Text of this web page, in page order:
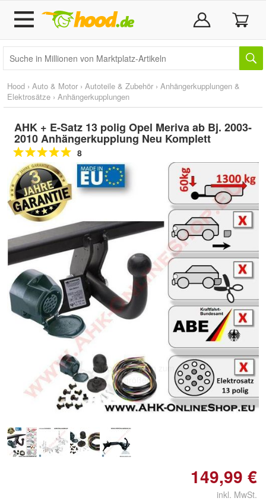
Hood › Auto & Motor › Autoteile & Zubehör › Anhängerkupplungen &
Elektrosätze › Anhängerkupplungen
AHK + E-Satz 13 polig Opel Meriva ab Bj. 2003-
2010 Anhängerkupplung Neu Komplett
8
Doppelt antippen zum
vergrößern
149,99 €
inkl. MwSt.